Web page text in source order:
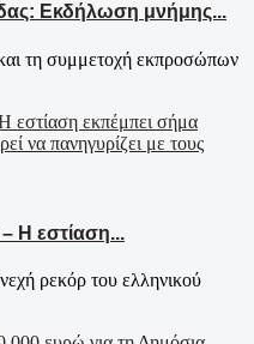
Εκδήλωση μνήμης...
τη συμμετοχή εκπροσώπων
Η εστίαση...
ρεκόρ του ελληνικού